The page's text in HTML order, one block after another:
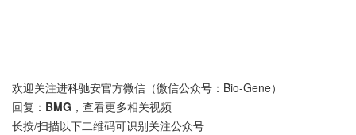
欢迎关注进科驰安官方微信（微信公众号：Bio-Gene）
回复： BMG ，查看更多相关视频
长按/扫描以下二维码可识别关注公众号